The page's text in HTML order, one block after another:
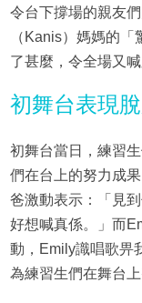
令台下撐場的親友
（Kanis）媽媽的
了甚麼，令全場又喊
初舞台表現
初舞台當日，練習
們在台上的努力成
爸激動表示：「見
好想喊真係。」而
動，Emily識唱歌畀
為練習生們在舞台